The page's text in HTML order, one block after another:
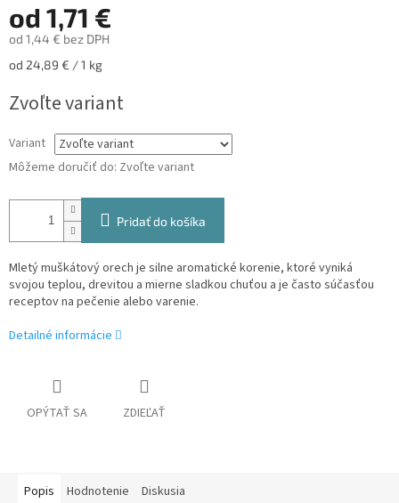
od 1,71 €
od 1,44 € bez DPH
Jednotková
od 24,89 € / 1 kg
Zvoľte variant
Variant
Môžeme doručiť do: Zvoľte variant
Pridať do košíka
Mletý muškátový orech je silne aromatické korenie, ktoré vyniká
svojou teplou, drevitou a mierne sladkou chuťou a je často súčasťou
receptov na pečenie alebo varenie.
Detailné informácie
OPÝTAŤ SA ZDIEĽAŤ
Popis Hodnotenie Diskusia